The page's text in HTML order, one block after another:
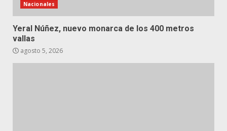
Nacionales
Yeral Núñez, nuevo monarca de los 400 metros
vallas
agosto 5, 2026